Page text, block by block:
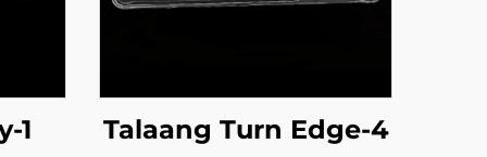
1 Talaang Turn Edge-4